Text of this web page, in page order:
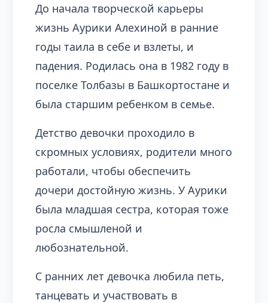
До начала творческой карьеры
жизнь Аурики Алехиной в ранние
годы таила в себе и взлеты, и
падения. Родилась она в 1982 году в
поселке Толбазы в Башкортостане и
была старшим ребенком в семье.
Детство девочки проходило в
скромных условиях, родители много
работали, чтобы обеспечить
дочери достойную жизнь. У Аурики
была младшая сестра, которая тоже
росла смышленой и
любознательной.
С ранних лет девочка любила петь,
танцевать и участвовать в